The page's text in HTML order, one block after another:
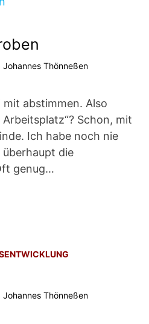
Johannes Thönneßen
abstimmen. Also
Arbeitsplatz“? Schon, mit
Ich habe noch nie
die
genug…
Johannes Thönneßen